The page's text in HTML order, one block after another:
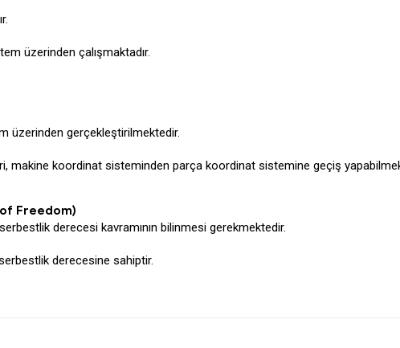
üzerinden çalışmaktadır.
üzerinden gerçekleştirilmektedir.
makine koordinat sisteminden parça koordinat sistemine geçiş
Freedom)
derecesi kavramının bilinmesi gerekmektedir.
derecesine sahiptir.